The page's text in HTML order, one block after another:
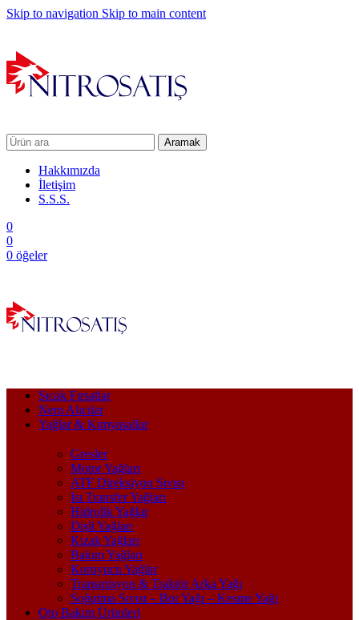
Skip to navigation Skip to main content
Aramak
Hakkımızda
İletişim
S.S.S.
0
0
0 öğeler
Sıcak Fırsatlar
Nem Alıcılar
Yağlar & Kimyasallar
Gresler
Motor Yağları
ATF Direksiyon Sıvısı
Isı Transfer Yağları
Hidrolik Yağlar
Dişli Yağları
Kızak Yağları
Bakım Yağları
Koruyucu Yağlar
Transmisyon & Traktör Arka Yağı
Soğutma Sıvısı – Bor Yağı – Kesme Yağı
Oto Bakım Ürünleri